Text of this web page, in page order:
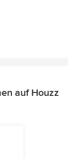
auf Houzz